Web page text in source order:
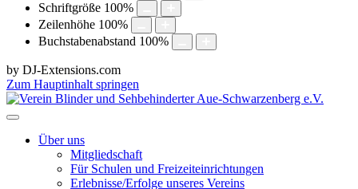
Schriftgröße 100%
Zeilenhöhe 100%
Buchstabenabstand 100%
by DJ-Extensions.com
Zum Hauptinhalt springen
Über uns
Mitgliedschaft
Für Schulen und Freizeiteinrichtungen
Erlebnisse/Erfolge unseres Vereins